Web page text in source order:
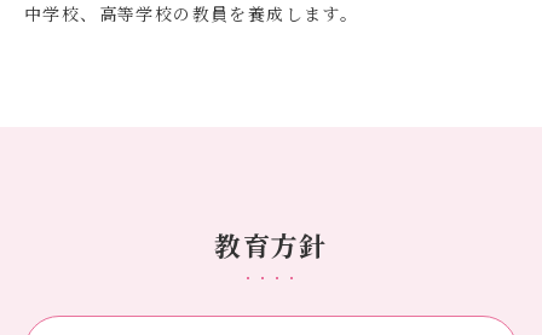
中学校、高等学校の教員を養成します。
教育方針